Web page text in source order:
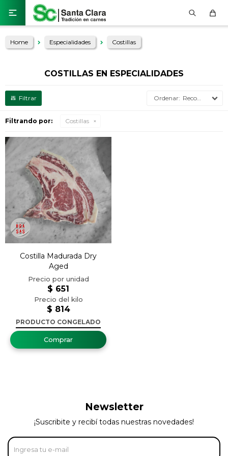

Home Especialidades Costillas
COSTILLAS EN ESPECIALIDADES
Recomendados
Filtrando por: Costillas
Costilla Madurada Dry
Aged
$ 814
$ 651
PRODUCTO CONGELADO
Newsletter
¡Suscribite y recibí todas nuestras novedades!